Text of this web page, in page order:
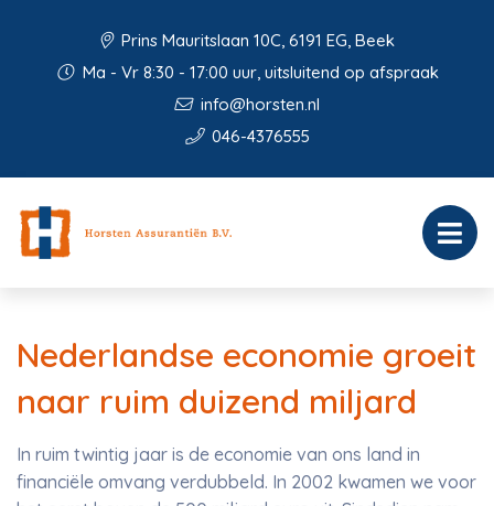
Prins Mauritslaan 10C, 6191 EG, Beek
Ma - Vr 8:30 - 17:00 uur, uitsluitend op afspraak
info@horsten.nl
046-4376555
Nederlandse economie groeit
naar ruim duizend miljard
In ruim twintig jaar is de economie van ons land in
financiële omvang verdubbeld. In 2002 kwamen we voor